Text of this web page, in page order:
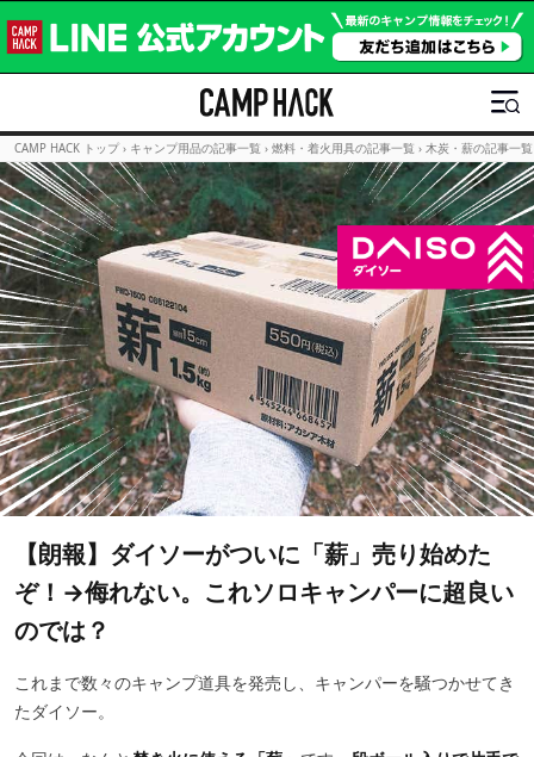
CAMP HACK トップ › キャンプ用品の記事一覧 › 燃料・着火用具の記事一覧 › 木炭・薪の記事一覧
【朗報】ダイソーがついに「薪」売り始めた
ぞ！→侮れない。これソロキャンパーに超良い
のでは？
これまで数々のキャンプ道具を発売し、キャンパーを騒つかせてき
たダイソー。